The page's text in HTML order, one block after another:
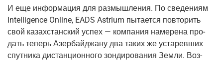
И еще инфор­ма­ция для раз­мыш­ле­ния. По све­де­ни­ям
Intelligence Online, EADS Astrium пыта­ет­ся повто­рить
свой казах­стан­ский успех — ком­па­ния наме­ре­на про­
дать теперь Азер­бай­джа­ну два таких же уста­рев­ших
спут­ни­ка дистан­ци­он­но­го зон­ди­ро­ва­ния Зем­ли. Воз­